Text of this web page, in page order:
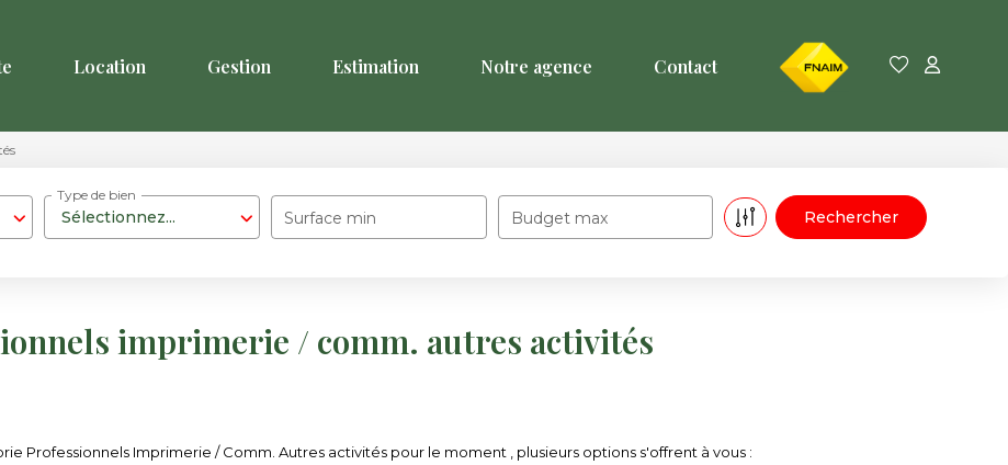
Location Gestion Estimation Notre agence Contact
Sélectionnez...
Type de bien
Surface min Budget max
imprimerie / comm. autres activités
Professionnels Imprimerie / Comm. Autres activités pour le moment , plusieurs options s'offrent à vous :